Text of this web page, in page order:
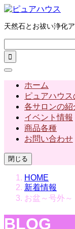
天然石とお祓い浄化

ホーム
ピュアハウ
各サロンの紹
イベント情報
商品各種
お問い合わせ
閉じる
HOME
新着情報
お盆～号外～
BLOG